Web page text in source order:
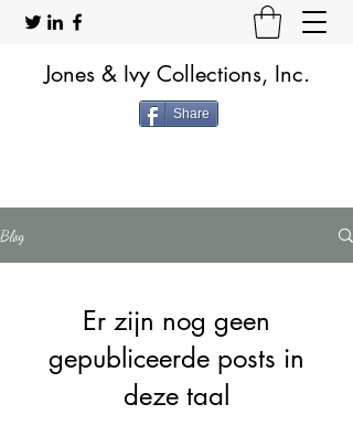
Jones & Ivy Collections, Inc.
Share
Blog
Er zijn nog geen
gepubliceerde posts in
deze taal